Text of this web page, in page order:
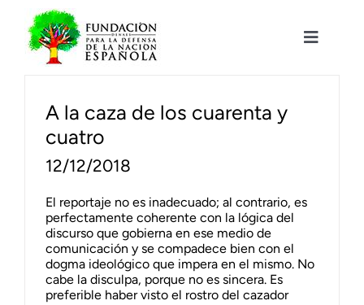
contenido
Toggle
Agenda
Actividades
Colabora
A la caza de los cuarenta y
cuatro
12/12/2018
El reportaje no es inadecuado; al contrario, es
perfectamente coherente con la lógica del
discurso que gobierna en ese medio de
comunicación y se compadece bien con el
dogma ideológico que impera en el mismo. No
cabe la disculpa, porque no es sincera. Es
preferible haber visto el rostro del cazador